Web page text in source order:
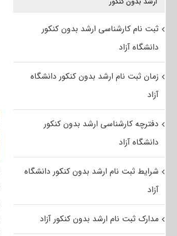
ثبت نام کارشناسی ارشد بدون کنکور
دانشگاه آزاد
زمان ثبت نام ارشد بدون کنکور دانشگاه
آزاد
دفترچه کارشناسی ارشد بدون کنکور
دانشگاه آزاد
شرایط ثبت نام ارشد بدون کنکور دانشگاه
آزاد
مدارک ثبت نام ارشد بدون کنکور آزاد